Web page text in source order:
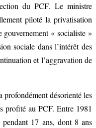
du PCF. Le ministre
piloté la privatisation
gouvernement « socialiste »
sociale dans l’intérêt des
et l’aggravation de
profondément désorienté les
profité au PCF. Entre 1981
17 ans, dont 8 ans